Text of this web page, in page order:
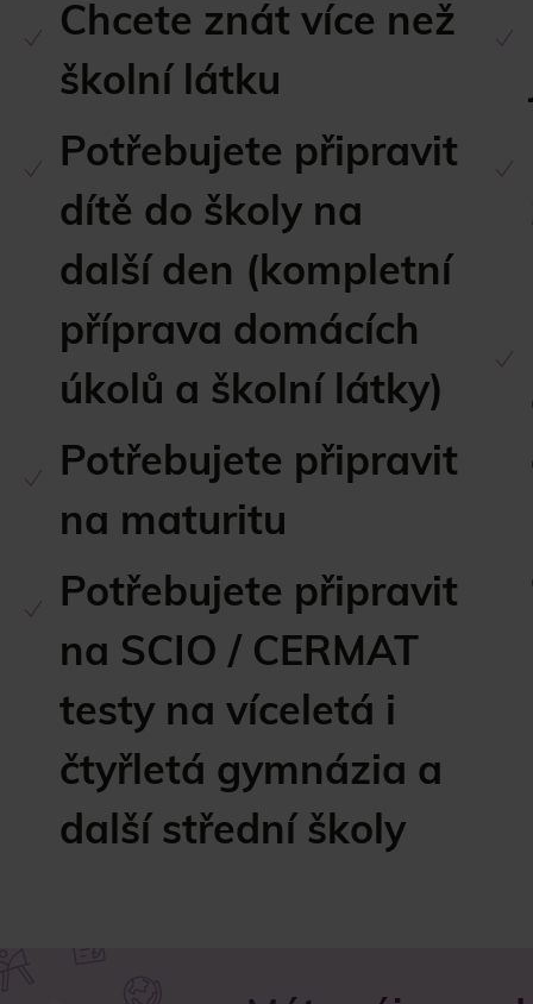
Chcete znát více než
školní látku
Potřebujete připravit
dítě do školy na
další den (kompletní
příprava domácích
úkolů a školní látky)
Potřebujete připravit
na maturitu
Potřebujete připravit
na SCIO / CERMAT
testy na víceletá i
čtyřletá gymnázia a
další střední školy